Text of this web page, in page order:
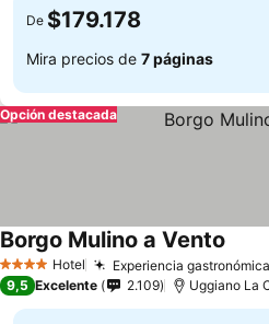
De $179.178
Mira precios de 7 páginas
Opción destacada
4 EstrellasHotel Experiencia
Borgo Mulino a Vento
9,5 Excelente 2.109 Uggiano La